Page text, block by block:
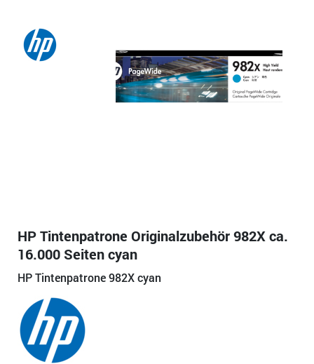
HP Tintenpatrone Originalzubehör 982X ca.
16.000 Seiten cyan
HP Tintenpatrone 982X cyan